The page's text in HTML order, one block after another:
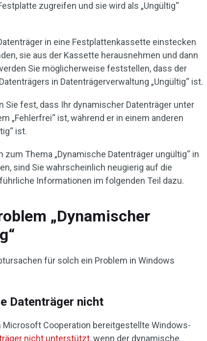
zugreifen und sie wird als „Ungültig“
in eine Festplattenkassette einstecken
sie aus der Kassette herausnehmen und dann
Sie möglicherweise feststellen, dass der
in Datenträgerverwaltung „Ungültig“ ist.
Sie fest, dass Ihr dynamischer Datenträger unter
„Fehlerfrei“ ist, während er in einem anderen
ist.
Thema „Dynamische Datenträger ungültig“ in
sind Sie wahrscheinlich neugierig auf die
Informationen im folgenden Teil dazu.
„Dynamischer
für solch ein Problem in Windows
Datenträger nicht
Microsoft Cooperation bereitgestellte Windows-
nicht unterstützt, wenn der dynamische